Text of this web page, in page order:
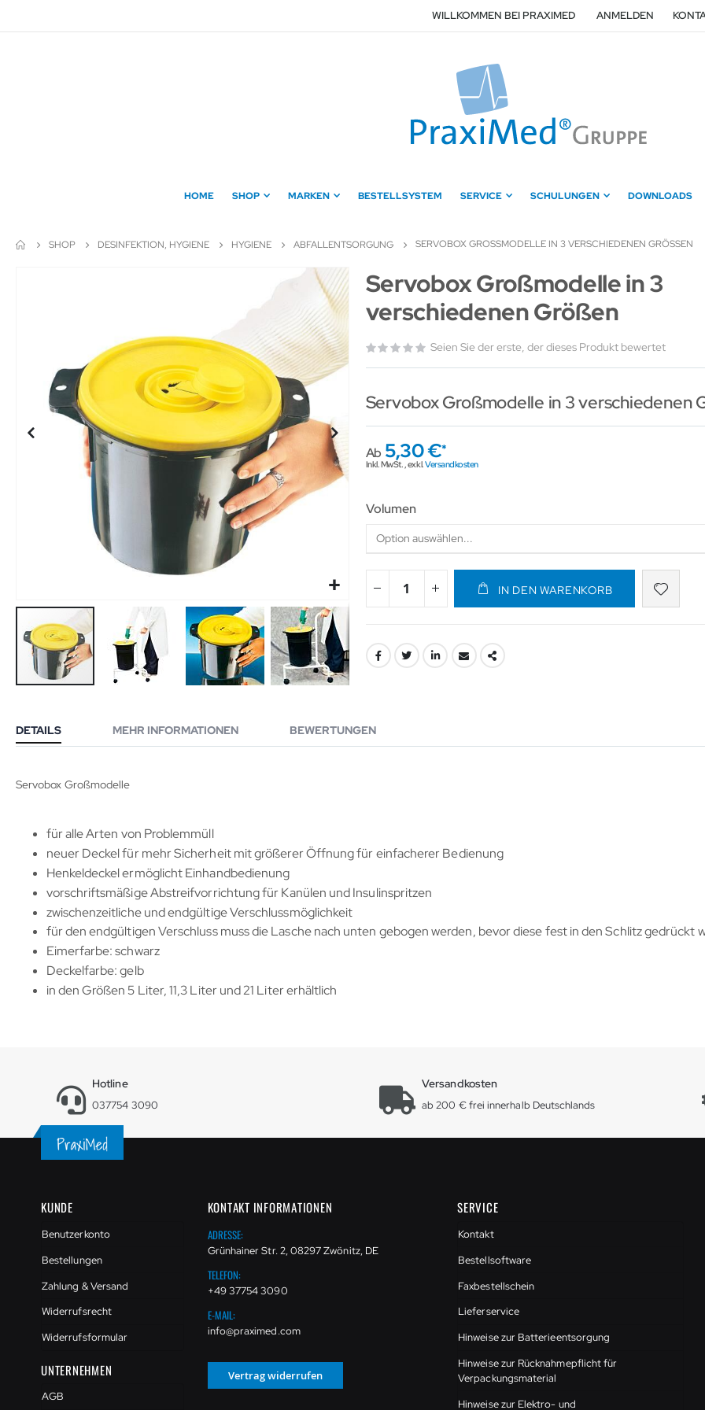
zum
WILLKOMMEN BEI PRAXIMED ANMELDEN
HOME SHOP MARKEN BESTELLSYSTEM SERVICE SCHULUNGEN DOWNLOADS
SHOP DESINFEKTION, HYGIENE HYGIENE ABFALLENTSORGUNG SERVOBOX GROSSMODELLE IN 3 VERSCHIEDENEN GRÖSSEN
Zum
Anfang
der
Bildergalerie
springen
Servobox Großmodelle in 3
verschiedenen Größen
Seien Sie der erste, der dieses Produkt bewertet
Servobox Großmodelle in 3 verschiedenen
Ab 5,30 €
Inkl. MwSt.,exkl.Versandkosten
Volumen
IN DEN WARENKORB
DETAILS
Servobox Großmodelle
für alle Arten von Problemmüll
neuer Deckel für mehr Sicherheit mit größerer Öffnung für einfacherer Bedienung
Henkeldeckel ermöglicht Einhandbedienung
vorschriftsmäßige Abstreifvorrichtung für Kanülen und Insulinspritzen
zwischenzeitliche und endgültige Verschlussmöglichkeit
für den endgültigen Verschluss muss die Lasche nach unten gebogen werden, bevor diese fest in den Schlitz gedrückt
Eimerfarbe: schwarz
Deckelfarbe: gelb
in den Größen 5 Liter, 11,3 Liter und 21 Liter erhältlich
MEHR INFORMATIONEN BEWERTUNGEN
Hotline
037754 3090
Versandkosten
ab 200 € frei innerhalb Deutschlands
KUNDE
Benutzerkonto
Bestellungen
Zahlung & Versand
Widerrufsrecht
Widerrufsformular
UNTERNEHMEN
AGB
KONTAKT INFORMATIONEN
ADRESSE:
Grünhainer Str. 2, 08297 Zwönitz, DE
TELEFON:
+49 37754 3090
E-MAIL:
info@praximed.com
Vertrag widerrufen
SERVICE
Kontakt
Bestellsoftware
Faxbestellschein
Lieferservice
Hinweise zur Batterieentsorgung
Hinweise zur Rücknahmepflicht für
Verpackungsmaterial
Hinweise zur Elektro- und